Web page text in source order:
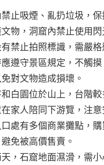
止吸煙、亂扔垃圾，保
物，洞窟內禁止使用
禁止拍照標識，需嚴格
遵守景區規定，不觸
對文物造成損壞。
白園位於山上，台階
家人陪同下游覽，注意
處有多個商業攤點，
免被高價售賣。
，石窟地面濕滑，需